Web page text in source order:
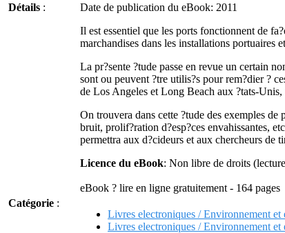
Détails :
Date de publication du eBook: 2011
Il est essentiel que les ports fonctionnent de
marchandises dans les installations portuaires
La pr?sente ?tude passe en revue un certain
sont ou peuvent ?tre utilis?s pour rem?dier ?
de Los Angeles et Long Beach aux ?tats-
On trouvera dans cette ?tude des exemples
bruit, prolif?ration d?esp?ces envahissantes,
permettra aux d?cideurs et aux chercheurs de
Licence du eBook: Non libre de droits
eBook ? lire en ligne gratuitement - 164 pages
Catégorie :
Livres electroniques / Environnement et
Livres electroniques / Environnement et